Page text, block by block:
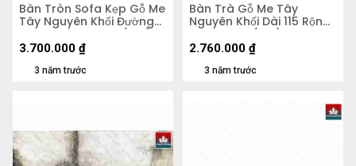
Bàn Tròn Sofa Kẹp Gỗ Me
Tây Nguyên Khối Đường
Kính 60-75 Dày 5 (cm)
3 năm trước
3.700.000 ₫
Bàn Trà Gỗ Me Tây
Nguyên Khối Dài 115 Rộng
90 Cao 37 (cm)
3 năm trước
2.760.000 ₫